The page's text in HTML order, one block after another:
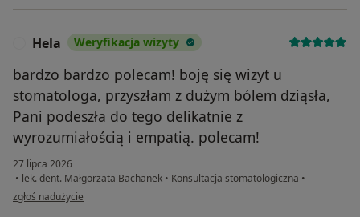
Hela Weryfikacja wizyty
bardzo bardzo polecam! boję się wizyt u
stomatologa, przyszłam z dużym bólem dziąsła,
Pani podeszła do tego delikatnie z
wyrozumiałością i empatią. polecam!
27 lipca 2026
• lek. dent. Małgorzata Bachanek • Konsultacja stomatologiczna •
w opinii użytkownika Hela
zgłoś nadużycie